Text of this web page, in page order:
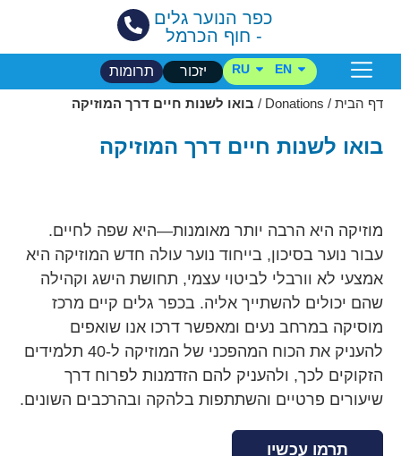
כפר הנוער גלים
- חוף הכרמל
RU EN יזכור תרומות
דף הבית /
Donations
/ בואו לשנות חיים דרך המוזיקה
בואו לשנות חיים דרך המוזיקה
מוזיקה היא הרבה יותר מאומנות—היא שפה לחיים.
עבור נוער בסיכון, בייחוד נוער עולה חדש המוזיקה היא
אמצעי לא וורבלי לביטוי עצמי, תחושת הישג וקהילה
שהם יכולים להשתייך אליה. בכפר גלים קיים מרכז
מוסיקה במרחב נעים ומאפשר דרכו אנו שואפים
להעניק את הכוח המהפכני של המוזיקה ל-40 תלמידים
הזקוקים לכך, ולהעניק להם הזדמנות לפרוח דרך
שיעורים פרטיים והשתתפות בלהקה ובהרכבים השונים.
תרמו עכשיו